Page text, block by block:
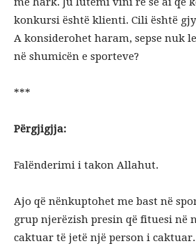
konkursi është klienti. Cili është
A konsiderohet haram, sepse nuk
në shumicën e sporteve?
***
Përgjigjja:
Falënderimi i takon Allahut.
Ajo që nënkuptohet me bast në
grup njerëzish presin që fituesi në
caktuar të jetë një person i